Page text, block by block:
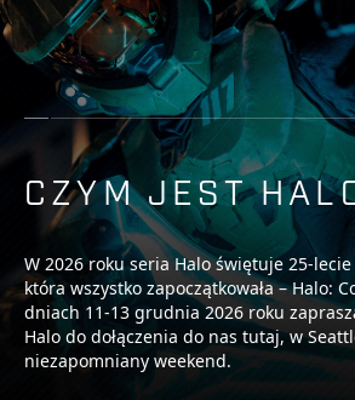
CZYM JEST
W 2026 roku seria Halo świętuje 25-
która wszystko zapoczątkowała – Halo:
dniach 11-13 grudnia 2026 roku
Halo do dołączenia do nas tutaj, w
niezapomniany weekend.